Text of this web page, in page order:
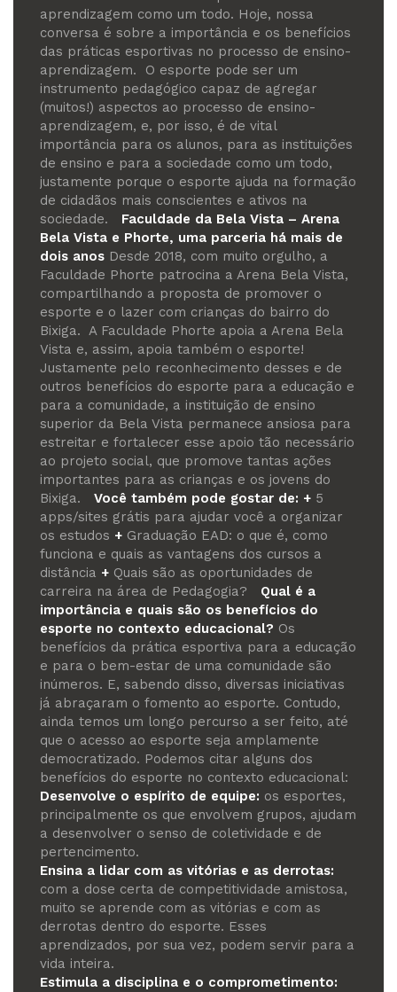
aprendizagem como um todo. Hoje, nossa
conversa é sobre a importância e os benefícios
das práticas esportivas no processo de ensino-
aprendizagem.
O esporte pode ser um
instrumento pedagógico capaz de agregar
(muitos!) aspectos ao processo de ensino-
aprendizagem, e, por isso, é de vital
importância para os alunos, para as instituições
de ensino e para a sociedade como um todo,
justamente porque o esporte ajuda na formação
de cidadãos mais conscientes e ativos na
sociedade.
Faculdade da Bela Vista – Arena
Bela Vista e Phorte, uma parceria há mais de
dois anos Desde 2018, com muito orgulho, a
Faculdade Phorte patrocina a Arena Bela Vista,
compartilhando a proposta de promover o
esporte e o lazer com crianças do bairro do
Bixiga. A Faculdade Phorte apoia a Arena Bela
Vista e, assim, apoia também o esporte!
Justamente pelo reconhecimento desses e de
outros benefícios do esporte para a educação e
para a comunidade, a instituição de ensino
superior da Bela Vista permanece ansiosa para
estreitar e fortalecer esse apoio tão necessário
ao projeto social, que promove tantas ações
importantes para as crianças e os jovens do
Bixiga.
Você também pode gostar de: + 5
apps/sites grátis para ajudar você a organizar
os estudos + Graduação EAD: o que é, como
funciona e quais as vantagens dos cursos a
distância + Quais são as oportunidades de
carreira na área de Pedagogia?
Qual é a
importância e quais são os benefícios do
esporte no contexto educacional? Os
benefícios da prática esportiva para a educação
e para o bem-estar de uma comunidade são
inúmeros. E, sabendo disso, diversas iniciativas
já abraçaram o fomento ao esporte. Contudo,
ainda temos um longo percurso a ser feito, até
que o acesso ao esporte seja amplamente
democratizado. Podemos citar alguns dos
benefícios do esporte no contexto educacional:
Desenvolve o espírito de equipe: os esportes,
principalmente os que envolvem grupos, ajudam
a desenvolver o senso de coletividade e de
pertencimento.
Ensina a lidar com as vitórias e as derrotas:
com a dose certa de competitividade amistosa,
muito se aprende com as vitórias e com as
derrotas dentro do esporte. Esses
aprendizados, por sua vez, podem servir para a
vida inteira.
Estimula a disciplina e o comprometimento: